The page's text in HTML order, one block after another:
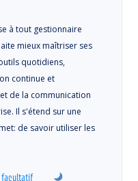
à tout gestionnaire
mieux maîtriser ses
quotidiens,
continue et
de la communication
Il s'étend sur une
de savoir utiliser les
facultatif